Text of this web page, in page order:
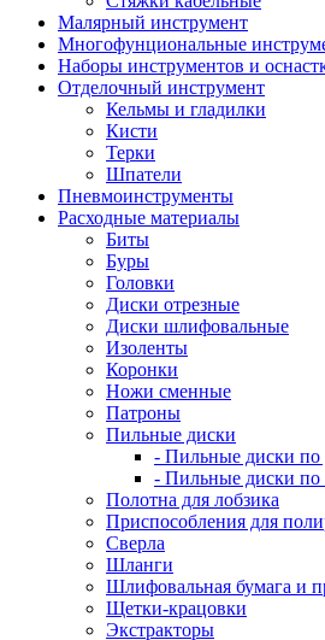
Малярный инструмент
Многофунциональные
Наборы инструментов и
Отделочный инструмент
Кельмы и гладилки
Кисти
Терки
Шпатели
Пневмоинструменты
Расходные материалы
Биты
Буры
Головки
Диски отрезные
Диски шлифовальные
Изоленты
Коронки
Ножи сменные
Патроны
Пильные диски
- Пильные диски по
- Пильные диски по
Полотна для лобзика
Приспособления для
Сверла
Шланги
Шлифовальная бумага и
Щетки-крацовки
Экстракторы